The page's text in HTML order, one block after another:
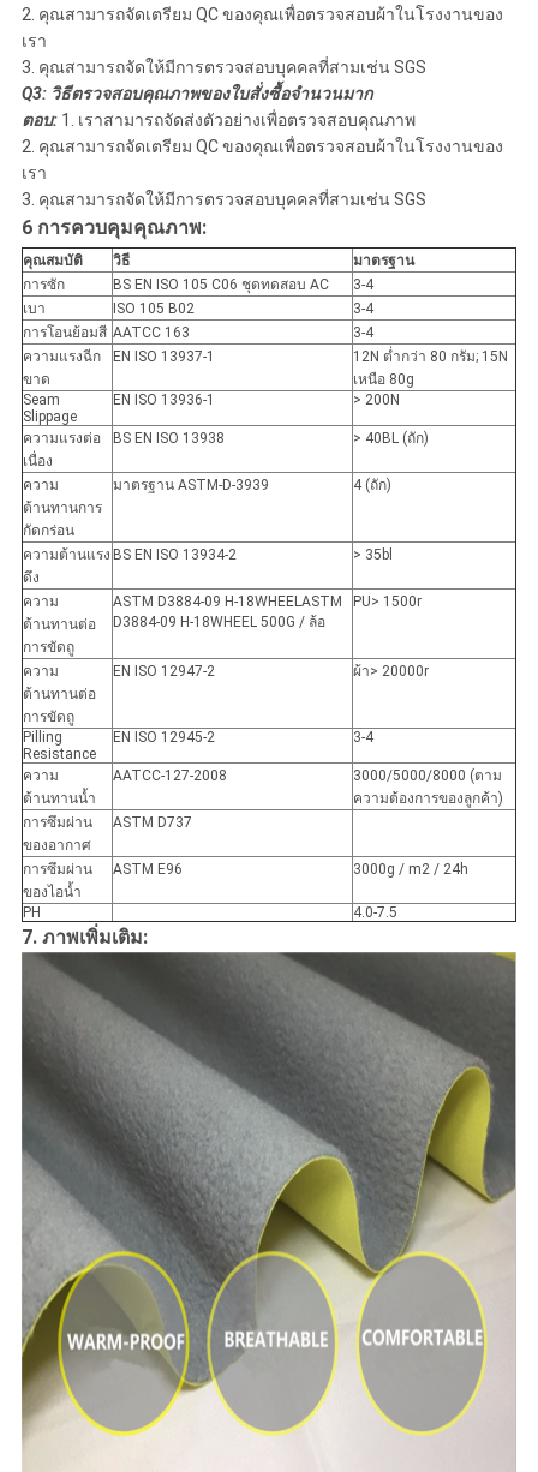
2. คุณสามารถจัดเตรียม QC ของคุณเพื่อตรวจสอบผ้าในโรงงานของ
เรา
3. คุณสามารถจัดให้มีการตรวจสอบบุคคลที่สามเช่น SGS
Q3: วิธีตรวจสอบคุณภาพของใบสั่งซื้อจำนวนมาก
ตอบ:1. เราสามารถจัดส่งตัวอย่างเพื่อตรวจสอบคุณภาพ
2. คุณสามารถจัดเตรียม QC ของคุณเพื่อตรวจสอบผ้าในโรงงานของ
เรา
3. คุณสามารถจัดให้มีการตรวจสอบบุคคลที่สามเช่น SGS
6 การควบคุมคุณภาพ:
คุณสมบัติ วิธี
มาตรฐาน
การซัก
BS EN ISO 105 C06 ชุดทดสอบ AC
3-4
เบา
ISO 105 B02
3-4
การโอนย้อมสี AATCC 163
3-4
ความแรงฉีก
ขาด
EN ISO 13937-1
12N ต่ำกว่า 80 กรัม; 15N
เหนือ 80g
Seam
Slippage
EN ISO 13936-1 > 200N
ความแรงต่อ
เนื่อง
BS EN ISO 13938 > 40BL (ถัก)
ความ
ต้านทานการ
กัดกร่อน
มาตรฐาน ASTM-D-3939 4 (ถัก)
ความต้านแรง
ดึง
BS EN ISO 13934-2 > 35bl
ความ
ต้านทานต่อ
การขัดถู
ASTM D3884-09 H-18WHEELASTM
D3884-09 H-18WHEEL 500G / ล้อ
PU> 1500r
ความ
ต้านทานต่อ
การขัดถู
EN ISO 12947-2 ผ้า> 20000r
Pilling
Resistance
EN ISO 12945-2 3-4
ความ
ต้านทานน้ำ
AATCC-127-2008
3000/5000/8000 (ตาม
ความต้องการของลูกค้า)
การซึมผ่าน
ของอากาศ
ASTM D737
การซึมผ่าน
ของไอน้ำ
ASTM E96 3000g / m2 / 24h
PH 4.0-7.5
7. ภาพเพิ่มเติม: